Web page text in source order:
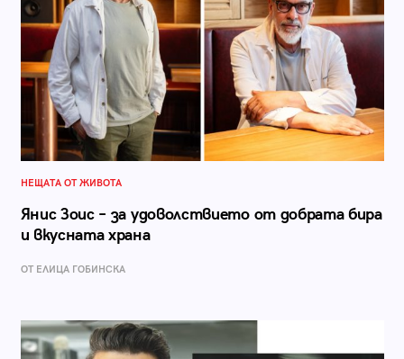
НЕЩАТА ОТ ЖИВОТА
Янис Зоис – за удоволствието от добрата бира
и вкусната храна
ОТ ЕЛИЦА ГОБИНСКА